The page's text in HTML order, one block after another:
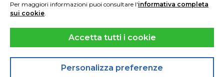
Per maggiori informazioni puoi consultare l'informativa completa
sui cookie.
Accetta tutti i cookie
Personalizza preferenze
IMPRESSUM
PRIVACY
INTERPROMOTION